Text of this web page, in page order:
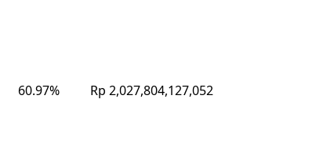
60.97% Rp 2,027,804,127,052